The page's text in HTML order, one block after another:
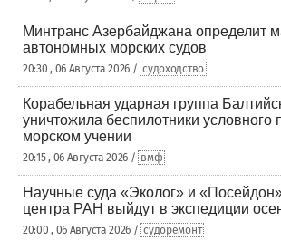
Минтранс Азербайджана определит
автономных морских судов
20:30 , 06 Августа 2026 / судоходство
Корабельная ударная группа
уничтожила беспилотники условного
морском учении
20:15 , 06 Августа 2026 / вмф
Научные суда «Эколог» и
центра РАН выйдут в экспедиции
20:00 , 06 Августа 2026 / судоремонт